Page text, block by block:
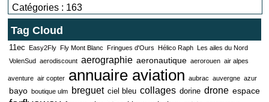
Catégories : 163
Tag Cloud
11ec Easy2Fly Fly Mont Blanc Fringues d'Ours Hélico Raph Les ailes du Nord
VolenSud aerodiscount aerographie aeronautique aerorouen air alpes
aventure air copter annuaire aviation aubrac auvergne azur
bayo boutique ulm breguet ciel bleu collages dorine drone espace